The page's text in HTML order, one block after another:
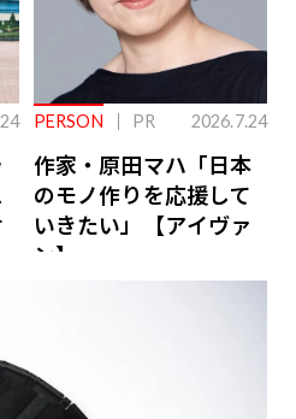
PERSON PR 2026.7.24
作家・原田マハ「日本
のモノ作りを応援して
いきたい」【アイヴァ
ン】